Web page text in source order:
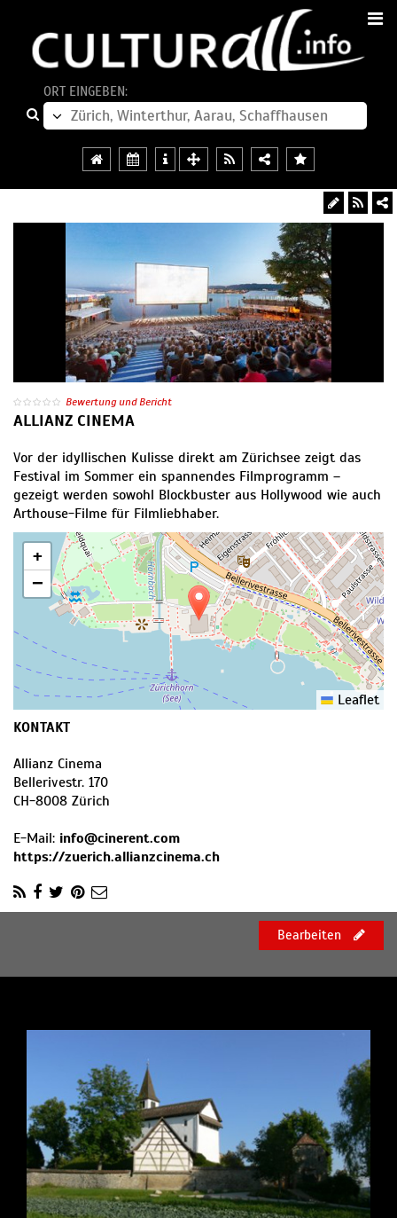
ORT EINGEBEN:
Bewertung und Bericht
ALLIANZ CINEMA
Vor der idyllischen Kulisse direkt am Zürichsee zeigt das
Festival im Sommer ein spannendes Filmprogramm –
gezeigt werden sowohl Blockbuster aus Hollywood wie auch
Arthouse-Filme für Filmliebhaber.
+
−
Leaflet
KONTAKT
Allianz Cinema
Bellerivestr. 170
CH-8008 Zürich
E-Mail: info@cinerent.com
https://zuerich.allianzcinema.ch
Bearbeiten